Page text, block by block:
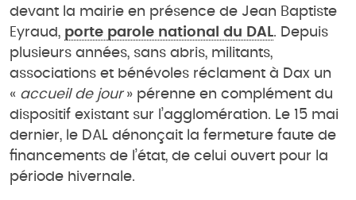
devant la mairie en présence de Jean Baptiste
Eyraud, porte parole national du DAL. Depuis
plusieurs années, sans abris, militants,
associations et bénévoles réclament à Dax un
« accueil de jour» pérenne en complément du
dispositif existant sur l’agglomération. Le 15 mai
dernier, le DAL dénonçait la fermeture faute de
financements de l’état, de celui ouvert pour la
période hivernale.